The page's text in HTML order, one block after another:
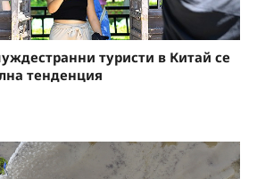
туристи в Китай се
тенденция